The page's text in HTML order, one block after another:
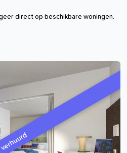
direct op beschikbare woningen.